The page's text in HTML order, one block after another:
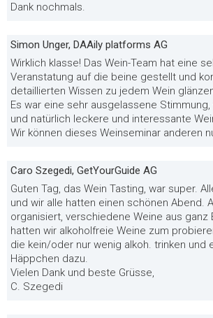
Dank nochmals.
Simon Unger, DAAily platforms AG
Wirklich klasse! Das Wein-Team hat eine
Veranstatung auf die beine gestellt und
detaillierten Wissen zu jedem Wein
Es war eine sehr ausgelassene
und natürlich leckere und interessante
Wir können dieses Weinseminar anderen
Caro Szegedi, GetYourGuide AG
Guten Tag, das Wein Tasting, war super.
und wir alle hatten einen schönen Abend.
organisiert, verschiedene Weine aus ganz
hatten wir alkoholfreie Weine zum
die kein/oder nur wenig alkoh. trinken und
Häppchen dazu.
Vielen Dank und beste Grüsse,
C. Szegedi